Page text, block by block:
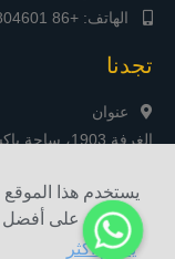
يستخدم هذا
حصولك على أفضل
يتعلم أكثر
الهاتف: +86 15738804601
تجدنا
عنوان
الغرفة